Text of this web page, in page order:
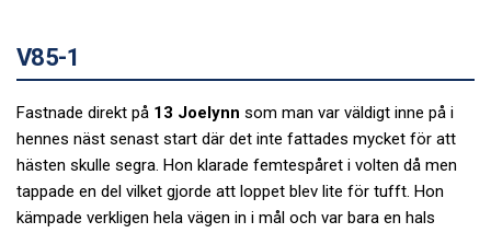
V85-1
Fastnade direkt på 13 Joelynn som man var väldigt inne på i
hennes näst senast start där det inte fattades mycket för att
hästen skulle segra. Hon klarade femtespåret i volten då men
tappade en del vilket gjorde att loppet blev lite för tufft. Hon
kämpade verkligen hela vägen in i mål och var bara en hals